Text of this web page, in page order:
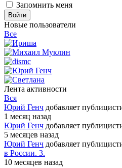
Запомнить меня
Новые пользователи
Все
Лента активности
Вся
Юрий Генч добавляет
1 месяц назад
Юрий Генч добавляет
5 месяцев назад
Юрий Генч добавляет
в России. 3.
10 месяцев назад